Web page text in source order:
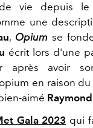
vie depuis le
une
, Opium se
écrit lors d'une
après avoir
en raison
aimé
Gala 2023 qui